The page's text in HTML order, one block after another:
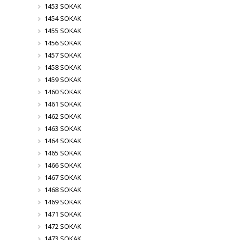
1453 SOKAK
1454 SOKAK
1455 SOKAK
1456 SOKAK
1457 SOKAK
1458 SOKAK
1459 SOKAK
1460 SOKAK
1461 SOKAK
1462 SOKAK
1463 SOKAK
1464 SOKAK
1465 SOKAK
1466 SOKAK
1467 SOKAK
1468 SOKAK
1469 SOKAK
1471 SOKAK
1472 SOKAK